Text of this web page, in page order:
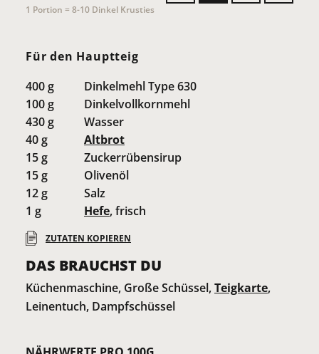
1 Portion = 8-10 Dinkel Krusties
Für den Hauptteig
400g
Dinkelmehl Type 630
100g
Dinkelvollkornmehl
430g
Wasser
40g
Altbrot
15g
Zuckerrübensirup
15g
Olivenöl
12g
Salz
1 g Hefe, frisch
ZUTATEN KOPIEREN
DAS BRAUCHST DU
Küchenmaschine, Große Schüssel,Teigkarte,
Leinentuch, Dampfschüssel